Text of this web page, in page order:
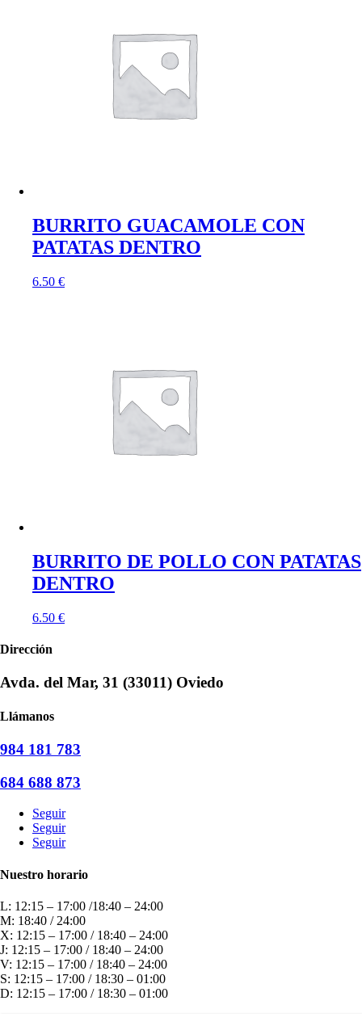
BURRITO GUACAMOLE CON
PATATAS DENTRO
6.50 €
BURRITO DE POLLO CON PATATAS
DENTRO
6.50 €
Dirección
Avda. del Mar, 31 (33011) Oviedo
Llámanos
984 181 783
684 688 873
Seguir
Seguir
Seguir
Nuestro horario
L: 12:15 – 17:00 /18:40 – 24:00
M: 18:40 / 24:00
X: 12:15 – 17:00 / 18:40 – 24:00
J: 12:15 – 17:00 / 18:40 – 24:00
V: 12:15 – 17:00 / 18:40 – 24:00
S: 12:15 – 17:00 / 18:30 – 01:00
D: 12:15 – 17:00 / 18:30 – 01:00